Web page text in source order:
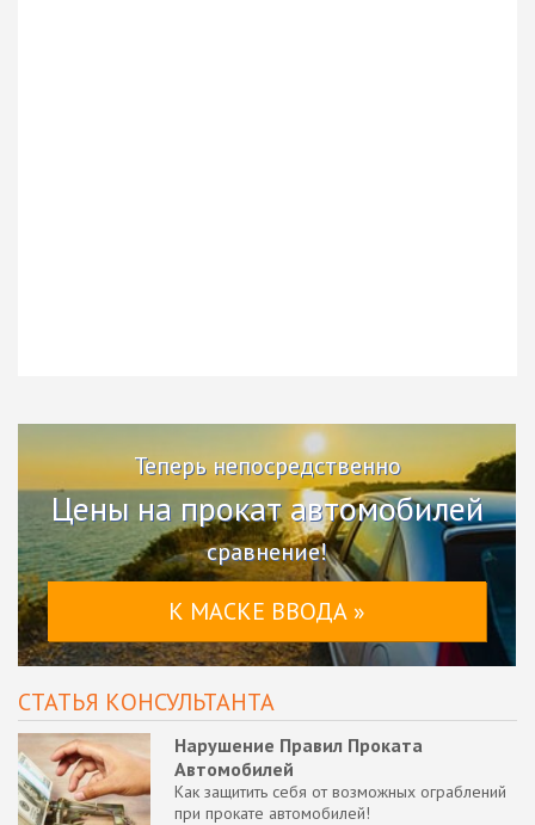
Теперь непосредственно
Цены на прокат автомобилей
сравнение!
К МАСКЕ ВВОДА »
СТАТЬЯ КОНСУЛЬТАНТА
Нарушение Правил Проката
Автомобилей
Как защитить себя от возможных ограблений
при прокате автомобилей!